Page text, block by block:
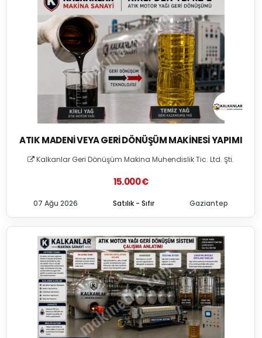
ATIK MADENI VEYA GERI DÖNÜŞÜM MAKINESI YAPIMI
Kalkanlar Geri Dönüşüm Makina Muhendislik Tic. Ltd. Şti.
15.000 €
Satılık - Sıfır
07 Ağu 2026 Gaziantep